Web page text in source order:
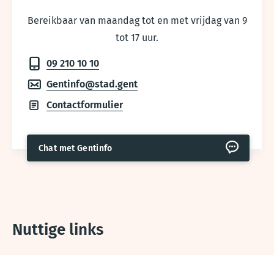
Bereikbaar van maandag tot en met vrijdag van 9
tot 17 uur.
09 210 10 10
Gentinfo@stad.gent
Contactformulier
Chat met Gentinfo
Nuttige links